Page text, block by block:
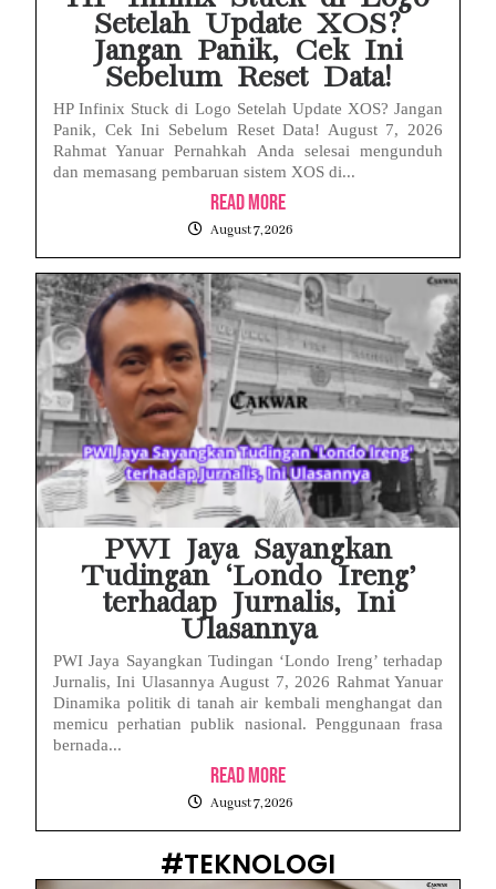
Setelah Update XOS?
Jangan Panik, Cek Ini
Sebelum Reset Data!
HP Infinix Stuck di Logo Setelah Update XOS? Jangan
Panik, Cek Ini Sebelum Reset Data! August 7, 2026
Rahmat Yanuar Pernahkah Anda selesai mengunduh
dan memasang pembaruan sistem XOS di...
Read More
August 7, 2026
PWI Jaya Sayangkan
Tudingan ‘Londo Ireng’
terhadap Jurnalis, Ini
Ulasannya
PWI Jaya Sayangkan Tudingan ‘Londo Ireng’ terhadap
Jurnalis, Ini Ulasannya August 7, 2026 Rahmat Yanuar
Dinamika politik di tanah air kembali menghangat dan
memicu perhatian publik nasional. Penggunaan frasa
bernada...
Read More
August 7, 2026
#TEKNOLOGI